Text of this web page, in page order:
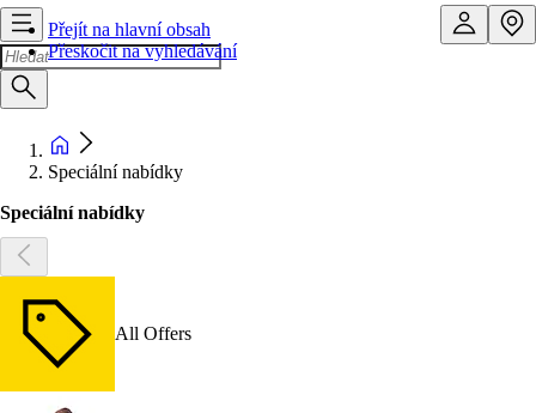
Přejít na hlavní obsah
Přeskočit na vyhledávání
Speciální nabídky
Speciální nabídky
All Offers